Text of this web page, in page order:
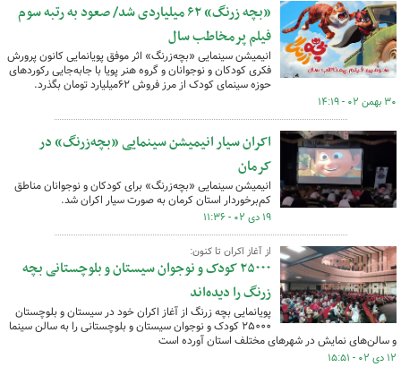
«بچه زرنگ» ۶۲ میلیاردی شد/ صعود به رتبه سوم
فیلم پرمخاطب سال
انیمیشن سینمایی «بچه‌زرنگ» اثر موفق پویانمایی کانون پرورش
فکری کودکان و نوجوانان و گروه هنر پویا با جابه‌جایی رکوردهای
حوزه سینمای کودک از مرز فروش ۶۲میلیارد تومان بگذرد.
۳۰ بهمن ۰۲ - ۱۴:۱۹
اکران سیار انیمیشن سینمایی «بچه‌زرنگ» در
کرمان
انیمیشن سینمایی «بچه‌زرنگ» برای کودکان و نوجوانان مناطق
کم‌برخوردار استان کرمان به صورت سیار اکران شد.
۱۹ دی ۰۲ - ۱۱:۳۶
از آغاز اکران تا کنون:
۲۵۰۰۰ کودک و نوجوان سیستان و بلوچستانی بچه
زرنگ را دیده‌اند
پویانمایی بچه زرنگ از آغاز اکران خود در سیستان و بلوچستان
۲۵۰۰۰ کودک و نوجوان سیستان و بلوچستانی را به سالن سینما
و سالن‌های نمایش در شهرهای مختلف استان آورده است
۱۲ دی ۰۲ - ۱۵:۵۱